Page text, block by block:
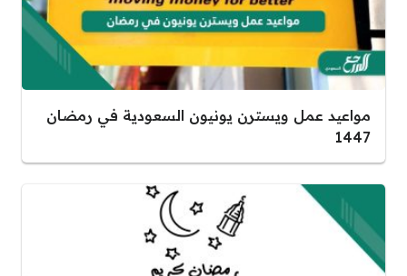
مواعيد عمل ويسترن يونيون السعودية في رمضان
1447